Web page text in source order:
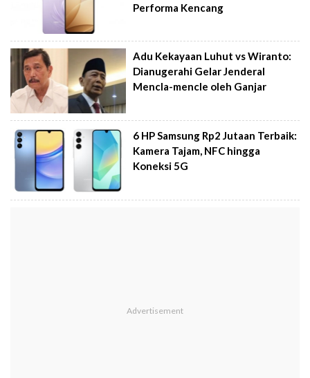
Performa Kencang
Adu Kekayaan Luhut vs Wiranto:
Dianugerahi Gelar Jenderal
Mencla-mencle oleh Ganjar
6 HP Samsung Rp2 Jutaan Terbaik:
Kamera Tajam, NFC hingga
Koneksi 5G